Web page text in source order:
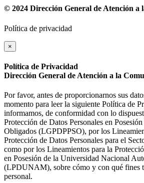
© 2024 Dirección General de Atención a
Política de privacidad
×
Política de Privacidad
Dirección General de Atención a la
Por favor, antes de proporcionarnos sus
momento para leer la siguiente Política de
informamos, de conformidad con lo
Protección de Datos Personales en
Obligados (LGPDPPSO), por los
Protección de Datos Personales para el
como por los Lineamientos para la
en Posesión de la Universidad Nacional
(LPDUNAM), sobre cómo y con qué fines
personal.